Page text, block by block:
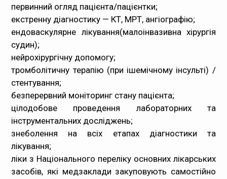
первинний огляд пацієнта/пацієнтки;
екстренну діагностику — КТ, МРТ, ангіографію;
ендоваскулярне лікування(малоінвазивна хірургія
судин);
нейрохірургічну допомогу;
тромболітичну терапію (при ішемічному інсульті) /
стентування;
безперервний моніторинг стану пацієнта;
цілодобове проведення лабораторних та
інструментальних досліджень;
знеболення на всіх етапах діагностики та
лікування;
ліки з Національного переліку основних лікарських
засобів, які медзаклади закуповують самостійно